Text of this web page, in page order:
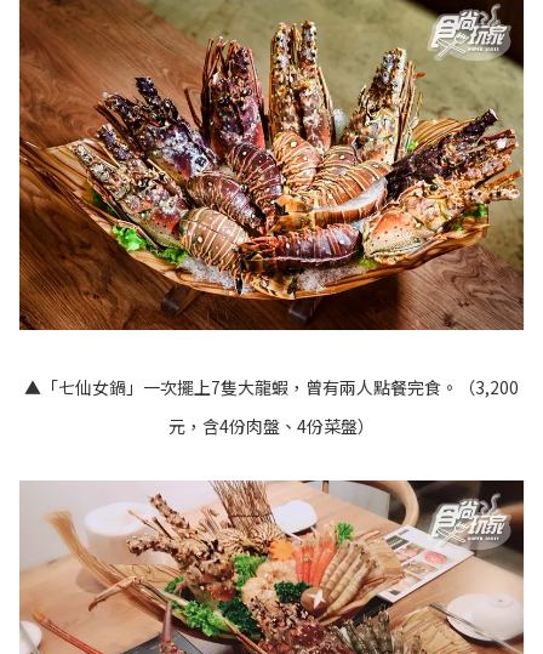
▲「七仙女鍋」一次擺上7隻大龍蝦，曾有兩人點餐完食。（3,200
元，含4份肉盤、4份菜盤）